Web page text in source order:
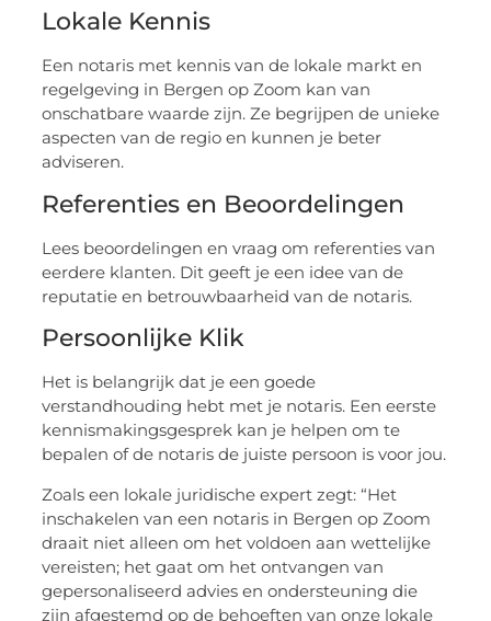
Lokale Kennis
Een notaris met kennis van de lokale markt en
regelgeving in Bergen op Zoom kan van
onschatbare waarde zijn. Ze begrijpen de unieke
aspecten van de regio en kunnen je beter
adviseren.
Referenties en Beoordelingen
Lees beoordelingen en vraag om referenties van
eerdere klanten. Dit geeft je een idee van de
reputatie en betrouwbaarheid van de notaris.
Persoonlijke Klik
Het is belangrijk dat je een goede
verstandhouding hebt met je notaris. Een eerste
kennismakingsgesprek kan je helpen om te
bepalen of de notaris de juiste persoon is voor jou.
Zoals een lokale juridische expert zegt: “Het
inschakelen van een notaris in Bergen op Zoom
draait niet alleen om het voldoen aan wettelijke
vereisten; het gaat om het ontvangen van
gepersonaliseerd advies en ondersteuning die
zijn afgestemd op de behoeften van onze lokale